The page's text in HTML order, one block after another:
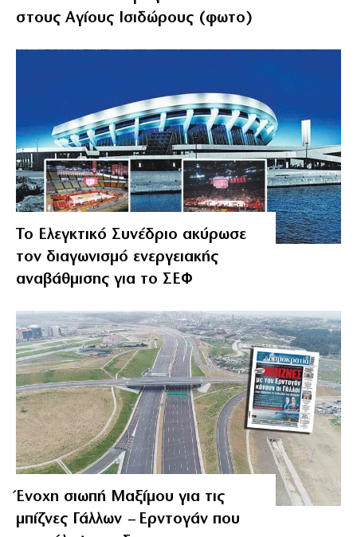
στους Αγίους Ισιδώρους (φωτο)
Το Ελεγκτικό Συνέδριο ακύρωσε
τον διαγωνισμό ενεργειακής
αναβάθμισης για το ΣΕΦ
Ένοχη σιωπή Μαξίμου για τις
μπίζνες Γάλλων – Ερντογάν που